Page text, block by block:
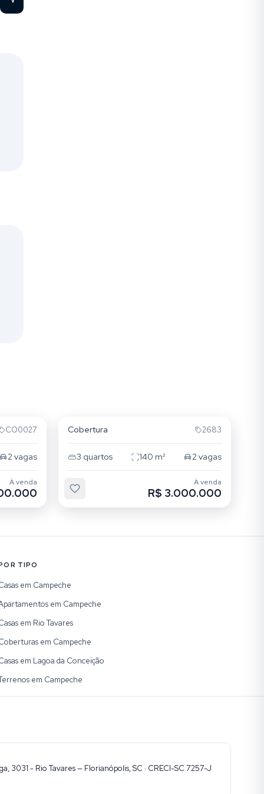
CO0027
2vagas
À venda
Cobertura 2683
3 quartos 140 m² 2vagas
À venda
R$ 3.000.000
TIPO
em Campeche
em Campeche
em Rio Tavares
em Campeche
em Lagoa da Conceição
em Campeche
3031 - Rio Tavares — Florianópolis, SC · CRECI-SC 7257-J